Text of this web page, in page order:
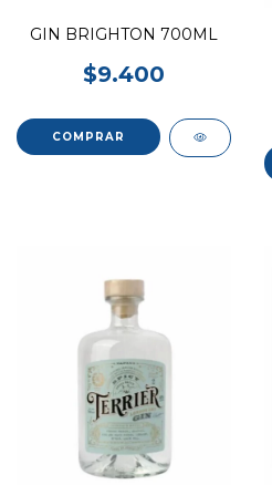
GIN BRIGHTON 700ML
$9.400